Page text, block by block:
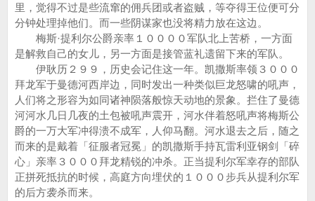
里，觉得不过是些流窜的佣兵团或者盗贼，等夺得王位便可分
分钟处理掉他们。而一些阴谋家也没将精力放在这边。
梅斯·提利尔公爵亲率１００００军队北上苦桥，一方面
是解救自己的女儿，另一方面是接管蓝礼遗留下来的军队。
伊耿历２９９，历史会记住这一年。凯撒斯率领３０００
拜龙军于曼德河西岸边，同时发出一种类似巨龙怒啸的吼声，
人们将之形容为如同诸神陨落般惊天动地的景象。拦住了曼德
河河水几日几夜的土包被吼声震开，河水伴着怒吼声将梅斯公
爵的一万大军冲得溃不成军，人仰马翻。河水退去之后，随之
而来的是戴着「征服者冠冕」的凯撒斯手持瓦雷利亚钢剑「碎
心」亲率３０００拜龙精锐的冲杀。正当提利尔军幸存的部队
正拼死抵抗的时候，高庭方向埋伏的１０００步兵从提利尔军
的后方袭杀而来。